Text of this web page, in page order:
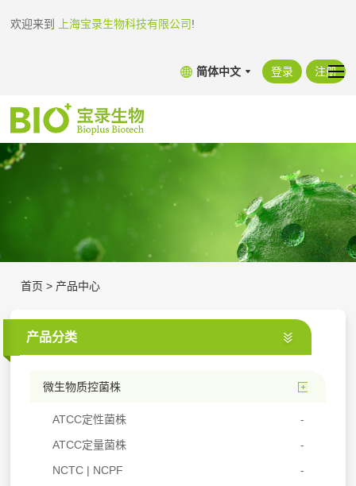
欢迎来到 上海宝录生物科技有限公司!
简体中文 登录 注册
首页 > 产品中心
产品分类
微生物质控菌株
ATCC定性菌株
ATCC定量菌株
NCTC | NCPF